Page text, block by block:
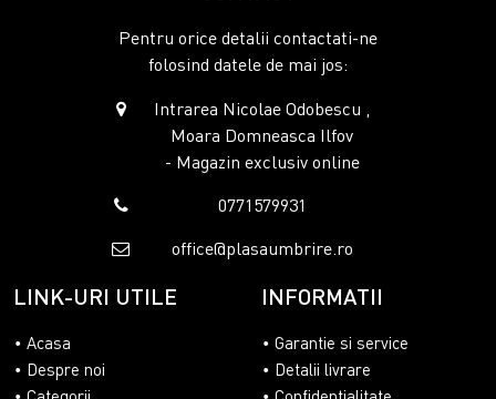
Pentru orice detalii contactati-ne
folosind datele de mai jos:
Intrarea Nicolae Odobescu ,
Moara Domneasca Ilfov
- Magazin exclusiv online
0771579931
office@plasaumbrire.ro
LINK-URI UTILE
Acasa
Despre noi
INFORMATII
Garantie si service
Detalii livrare